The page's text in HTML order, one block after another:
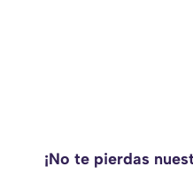
¡No te pierdas